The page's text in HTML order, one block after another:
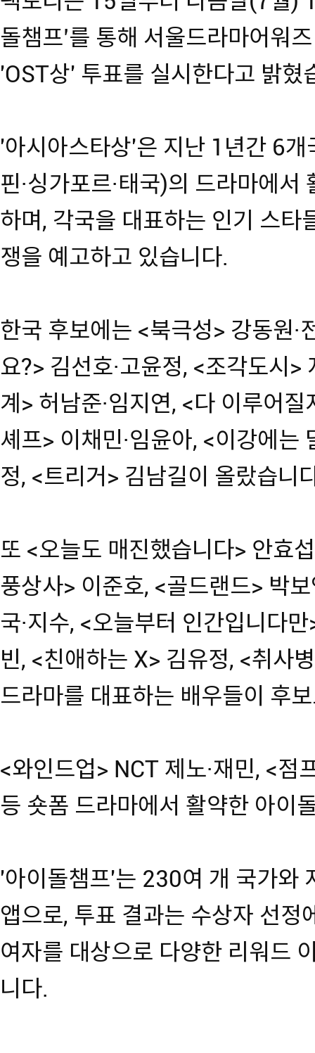
돌챔프’를 통해 서울드라마어워
'OST상' 투표를 실시한다고 밝혔
'아시아스타상'은 지난 1년간 6개
핀·싱가포르·태국)의 드라마에
하며, 각국을 대표하는 인기 스타
쟁을 예고하고 있습니다.
한국 후보에는 <북극성> 강동원·
요?> 김선호·고윤정, <조각도시>
계> 허남준·임지연, <다 이루어
셰프> 이채민·임윤아, <이강에는
정, <트리거> 김남길이 올랐습니
또 <오늘도 매진했습니다> 안효
풍상사> 이준호, <골드랜드> 박
국·지수, <오늘부터 인간입니다
빈, <친애하는 X> 김유정, <취사
드라마를 대표하는 배우들이 후
<와인드업> NCT 제노·재민, <점
등 숏폼 드라마에서 활약한 아이
'아이돌챔프'는 230여 개 국가와
앱으로, 투표 결과는 수상자 선
여자를 대상으로 다양한 리워드
니다.